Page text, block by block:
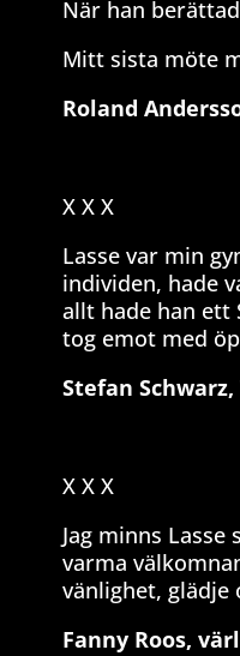
När han
Mitt sista möte
Roland
X X X
Lasse var min
individen, hade
allt hade han ett
tog emot med
Stefan
X X X
Jag minns
varma
vänlighet, glädje
Fanny Roos,